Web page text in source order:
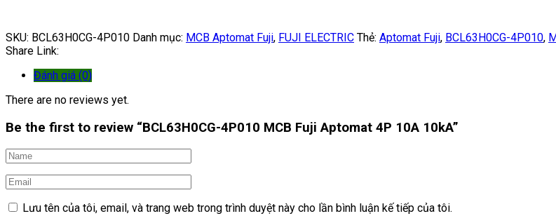
SKU: BCL63H0CG-4P010 Danh mục: MCB Aptomat Fuji, FUJI ELECTRIC Thẻ: Aptomat Fuji, BCL63H0CG-4P010,
Share Link:
Đánh giá (0)
There are no reviews yet.
Be the first to review “BCL63H0CG-4P010 MCB Fuji Aptomat 4P 10A 10kA”
Lưu tên của tôi, email, và trang web trong trình duyệt này cho lần bình luận kế tiếp của tôi.